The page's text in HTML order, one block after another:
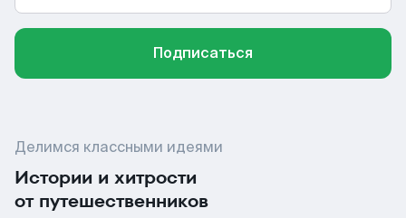
Подписаться
Делимся классными идеями
Истории и хитрости
от путешественников